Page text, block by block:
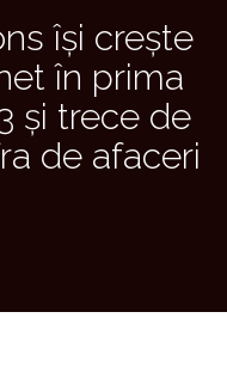
își crește
în prima
și trece de
de afaceri